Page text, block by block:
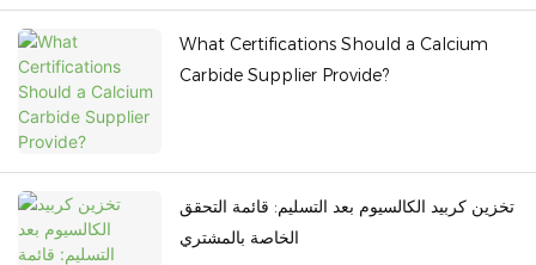
What Certifications Should a Calcium
Carbide Supplier Provide?
تخزين كربيد الكالسيوم بعد التسليم: قائمة التحقق
الخاصة بالمشتري